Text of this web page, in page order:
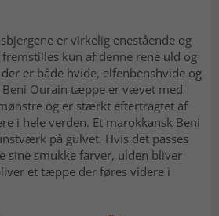
er virkelig enestående og
kun af denne rene uld og
er både hvide, elfenbenshvide og
Ourain tæppe er vævet med
og er stærkt eftertragtet af
i hele verden. Et marokkansk Beni
på gulvet. Hvis det passes
sine smukke farver, ulden bliver
et tæppe der føres videre i